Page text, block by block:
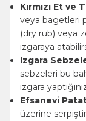
Kırmızı Et ve
veya bagetleri
(dry rub) veya
ızgaraya
Izgara
sebzeleri bu
ızgara
Efsanevi
üzerine